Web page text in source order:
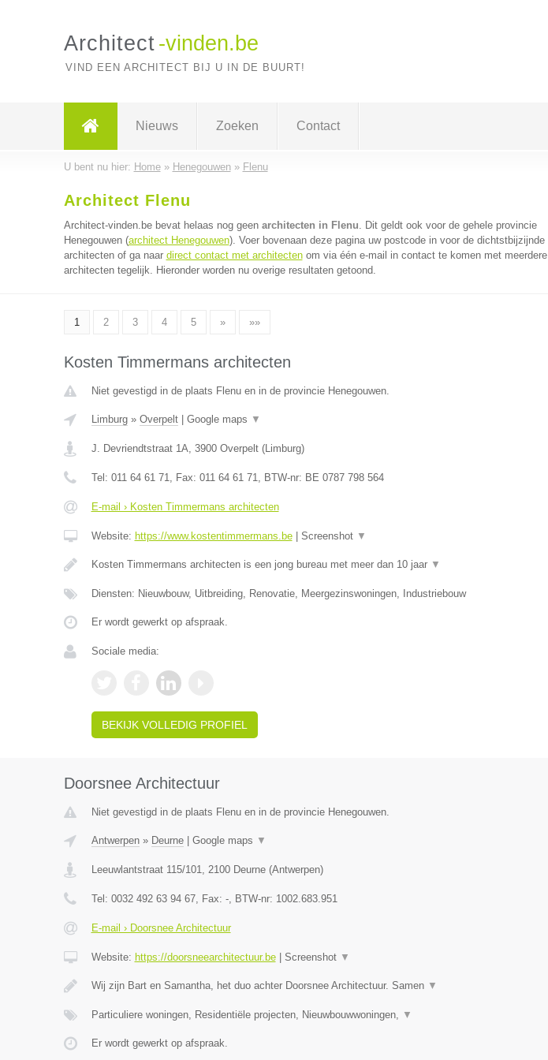
Architect -vinden.be
VIND EEN ARCHITECT BIJ U IN DE BUURT!
Nieuws Zoeken Contact
U bent nu hier: Home» Henegouwen» Flenu
Architect Flenu
Architect-vinden.be bevat helaas nog geen architecten in Flenu. Dit geldt ook voor de gehele provincie
Henegouwen (architect Henegouwen). Voer bovenaan deze pagina uw postcode in voor de dichtstbijzijnde
architecten of ga naar direct contact met architectenom via één e-mail in contact te komen met meerdere
architecten tegelijk. Hieronder worden nu overige resultaten getoond.
1 2 3 4 5 » »»
Kosten Timmermans architecten
Niet gevestigd in de plaats Flenu en in de provincie Henegouwen.
Limburg» Overpelt| Google maps ▼
J. Devriendtstraat 1A, 3900 Overpelt(Limburg)
Tel: 011 64 61 71, Fax: 011 64 61 71, BTW-nr: BE 0787 798 564
E-mail › Kosten Timmermans architecten
Website: https://www.kostentimmermans.be| Screenshot ▼
Kosten Timmermans architecten is een jong bureau met meer dan 10 jaar ▼
Diensten: Nieuwbouw, Uitbreiding, Renovatie, Meergezinswoningen, Industriebouw
Er wordt gewerkt op afspraak.
Sociale media:
BEKIJK VOLLEDIG PROFIEL
Doorsnee Architectuur
Niet gevestigd in de plaats Flenu en in de provincie Henegouwen.
Antwerpen» Deurne| Google maps ▼
Leeuwlantstraat 115/101, 2100 Deurne(Antwerpen)
Tel: 0032 492 63 94 67, Fax: -, BTW-nr: 1002.683.951
E-mail › Doorsnee Architectuur
Website: https://doorsneearchitectuur.be| Screenshot ▼
Wij zijn Bart en Samantha, het duo achter Doorsnee Architectuur. Samen ▼
Particuliere woningen, Residentiële projecten, Nieuwbouwwoningen, ▼
Er wordt gewerkt op afspraak.